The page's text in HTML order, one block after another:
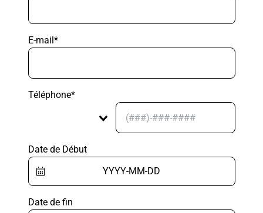
E-mail*
Téléphone*
Date de Début
Date de fin